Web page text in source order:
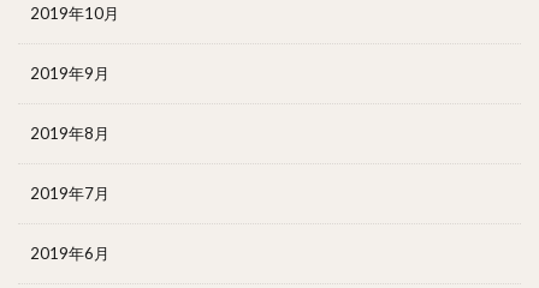
2019年10月
2019年9月
2019年8月
2019年7月
2019年6月